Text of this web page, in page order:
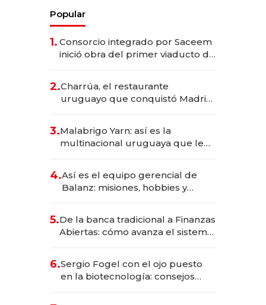
Popular
1. Consorcio integrado por Saceem
inició obra del primer viaducto de
millones
2.Charrúa, el restaurante
uruguayo que conquistó Madrid:
anticipación y prepara apertura
3.Malabrigo Yarn: así es la
multinacional uruguaya que le
4.Así es el equipo gerencial de
Balanz: misiones, hobbies y
5.De la banca tradicional a Finanzas
Abiertas: cómo avanza el sistema
6.Sergio Fogel con el ojo puesto
en la biotecnología: consejos